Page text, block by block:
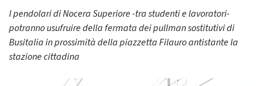
I pendolari di Nocera Superiore -tra studenti e lavoratori-
potranno usufruire della fermata dei pullman sostitutivi di
Busitalia in prossimità della piazzetta Filauro antistante la
stazione cittadina